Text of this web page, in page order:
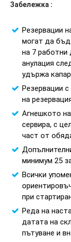
Забележка :
Резервации
могат да
на 7 работни
анулация
удържа
Резервации
на
Агнешкото
сервира, с
част от
минимум 25
Всички
при
Реда на
датата на
пътуване и